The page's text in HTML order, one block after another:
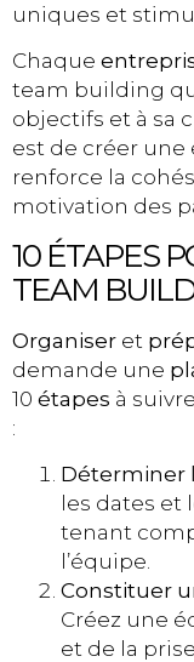
uniques et
Chaque
team building
objectifs et à sa
est de créer
renforce la
motivation des
10 ÉTAPES
TEAM
Organiser et
demande une
10 étapes à
:
Déterminer
les dates et
tenant
l’équipe.
Constituer
Créez une
et de la